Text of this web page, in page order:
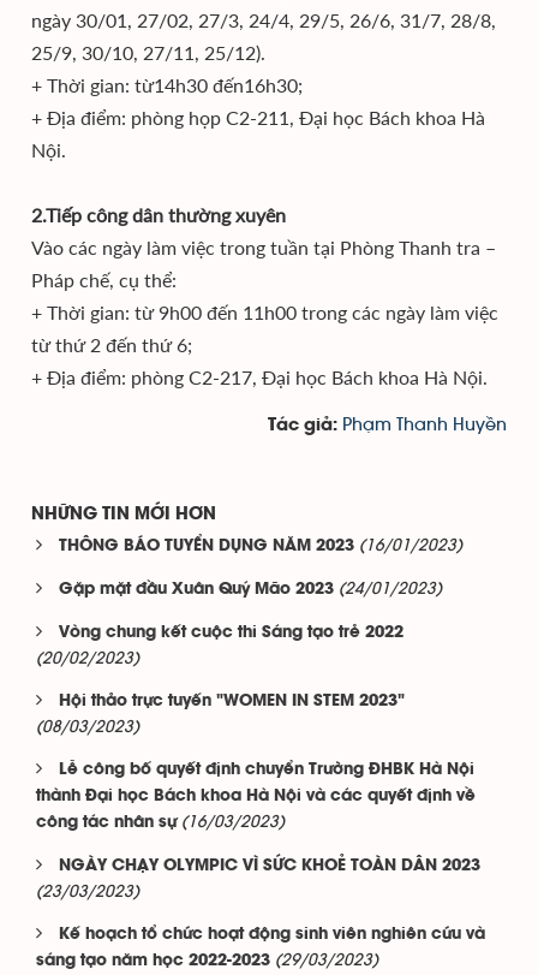
ngày 30/01, 27/02, 27/3, 24/4, 29/5, 26/6, 31/7, 28/8,
25/9, 30/10, 27/11, 25/12).
+ Thời gian: từ14h30 đến16h30;
+ Địa điểm: phòng họp C2-211, Đại học Bách khoa Hà
Nội.
2.Tiếp công dân thường xuyên
Vào các ngày làm việc trong tuần tại Phòng Thanh tra –
Pháp chế, cụ thể:
+ Thời gian: từ 9h00 đến 11h00 trong các ngày làm việc
từ thứ 2 đến thứ 6;
+ Địa điểm: phòng C2-217, Đại học Bách khoa Hà Nội.
Tác giả: Phạm Thanh Huyền
NHỮNG TIN MỚI HƠN
THÔNG BÁO TUYỂN DỤNG NĂM 2023 (16/01/2023)
Gặp mặt đầu Xuân Quý Mão 2023 (24/01/2023)
Vòng chung kết cuộc thi Sáng tạo trẻ 2022
(20/02/2023)
Hội thảo trực tuyến "WOMEN IN STEM 2023"
(08/03/2023)
Lễ công bố quyết định chuyển Trường ĐHBK Hà Nội
thành Đại học Bách khoa Hà Nội và các quyết định về
công tác nhân sự (16/03/2023)
NGÀY CHẠY OLYMPIC VÌ SỨC KHOẺ TOÀN DÂN 2023
(23/03/2023)
Kế hoạch tổ chức hoạt động sinh viên nghiên cứu và
sáng tạo năm học 2022-2023 (29/03/2023)